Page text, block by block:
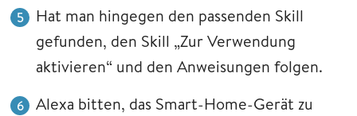
Hat man hingegen den passenden Skill
gefunden, den Skill „Zur Verwendung
aktivieren“ und den Anweisungen folgen.
Alexa bitten, das Smart-Home-Gerät zu